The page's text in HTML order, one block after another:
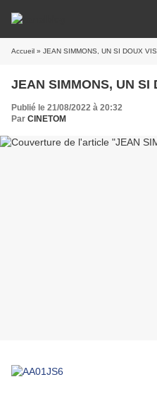
Accueil » JEAN SIMMONS, UN SI DOUX
JEAN SIMMONS, UN SI
Publié le 21/08/2022 à 20:32
Par CINETOM